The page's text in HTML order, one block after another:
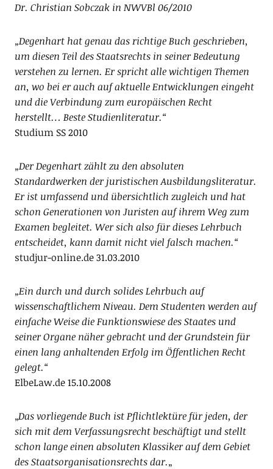
Dr. Christian Sobczak in NWVBl 06/2010
„Degenhart hat genau das richtige Buch geschrieben,
um diesen Teil des Staatsrechts in seiner Bedeutung
verstehen zu lernen. Er spricht alle wichtigen Themen
an, wo bei er auch auf aktuelle Entwicklungen eingeht
und die Verbindung zum europäischen Recht
herstellt… Beste Studienliteratur.“
Studium SS 2010
„Der Degenhart zählt zu den absoluten
Standardwerken der juristischen Ausbildungsliteratur.
Er ist umfassend und übersichtlich zugleich und hat
schon Generationen von Juristen auf ihrem Weg zum
Examen begleitet. Wer sich also für dieses Lehrbuch
entscheidet, kann damit nicht viel falsch machen.“
studjur-online.de 31.03.2010
„Ein durch und durch solides Lehrbuch auf
wissenschaftlichem Niveau. Dem Studenten werden auf
einfache Weise die Funktionswiese des Staates und
seiner Organe näher gebracht und der Grundstein für
einen lang anhaltenden Erfolg im Öffentlichen Recht
gelegt.“
ElbeLaw.de 15.10.2008
„Das vorliegende Buch ist Pflichtlektüre für jeden, der
sich mit dem Verfassungsrecht beschäftigt und stellt
schon lange einen absoluten Klassiker auf dem Gebiet
des Staatsorganisationsrechts dar.„